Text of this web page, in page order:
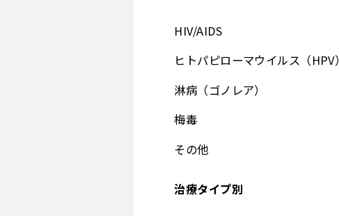
HIV/AIDS
ヒトパピローマウイルス（HPV）
淋病（ゴノレア）
梅毒
その他
治療タイプ別